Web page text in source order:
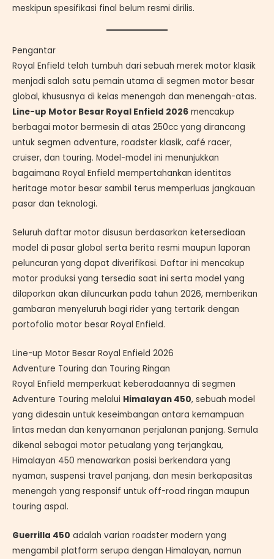
meskipun spesifikasi final belum resmi dirilis.
Pengantar
Royal Enfield telah tumbuh dari sebuah merek motor klasik
menjadi salah satu pemain utama di segmen motor besar
global, khususnya di kelas menengah dan menengah-atas.
Line-up Motor Besar Royal Enfield 2026 mencakup
berbagai motor bermesin di atas 250cc yang dirancang
untuk segmen adventure, roadster klasik, café racer,
cruiser, dan touring. Model-model ini menunjukkan
bagaimana Royal Enfield mempertahankan identitas
heritage motor besar sambil terus memperluas jangkauan
pasar dan teknologi.
Seluruh daftar motor disusun berdasarkan ketersediaan
model di pasar global serta berita resmi maupun laporan
peluncuran yang dapat diverifikasi. Daftar ini mencakup
motor produksi yang tersedia saat ini serta model yang
dilaporkan akan diluncurkan pada tahun 2026, memberikan
gambaran menyeluruh bagi rider yang tertarik dengan
portofolio motor besar Royal Enfield.
Line-up Motor Besar Royal Enfield 2026
Adventure Touring dan Touring Ringan
Royal Enfield memperkuat keberadaannya di segmen
Adventure Touring melalui Himalayan 450, sebuah model
yang didesain untuk keseimbangan antara kemampuan
lintas medan dan kenyamanan perjalanan panjang. Semula
dikenal sebagai motor petualang yang terjangkau,
Himalayan 450 menawarkan posisi berkendara yang
nyaman, suspensi travel panjang, dan mesin berkapasitas
menengah yang responsif untuk off-road ringan maupun
touring aspal.
Guerrilla 450 adalah varian roadster modern yang
mengambil platform serupa dengan Himalayan, namun